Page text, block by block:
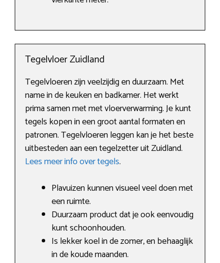
Tegelvloer Zuidland
Tegelvloeren zijn veelzijdig en duurzaam. Met
name in de keuken en badkamer. Het werkt
prima samen met met vloerverwarming. Je kunt
tegels kopen in een groot aantal formaten en
patronen. Tegelvloeren leggen kan je het beste
uitbesteden aan een tegelzetter uit Zuidland.
Lees meer info over tegels.
Plavuizen kunnen visueel veel doen met
een ruimte.
Duurzaam product dat je ook eenvoudig
kunt schoonhouden.
Is lekker koel in de zomer, en behaaglijk
in de koude maanden.